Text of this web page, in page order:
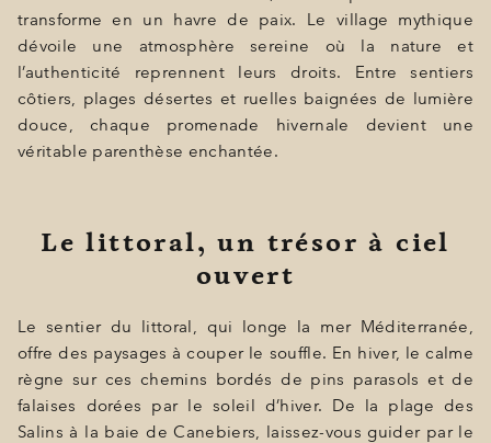
transforme en un havre de paix. Le village mythique
dévoile une atmosphère sereine où la nature et
l’authenticité reprennent leurs droits. Entre sentiers
côtiers, plages désertes et ruelles baignées de lumière
douce, chaque promenade hivernale devient une
véritable parenthèse enchantée.
Le littoral, un trésor à ciel
ouvert
Le sentier du littoral, qui longe la mer Méditerranée,
offre des paysages à couper le souffle. En hiver, le calme
règne sur ces chemins bordés de pins parasols et de
falaises dorées par le soleil d’hiver. De la plage des
Salins à la baie de Canebiers, laissez-vous guider par le